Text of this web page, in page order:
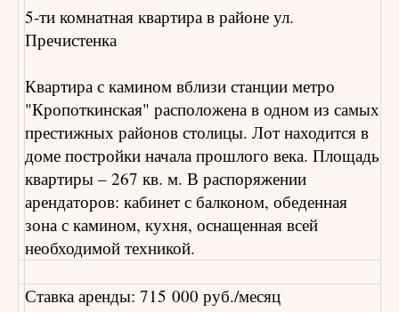
5-ти комнатная квартира в районе ул.
Пречистенка
Квартира с камином вблизи станции метро
"Кропоткинская" расположена в одном из самых
престижных районов столицы. Лот находится в
доме постройки начала прошлого века. Площадь
квартиры – 267 кв. м. В распоряжении
арендаторов: кабинет с балконом, обеденная
зона с камином, кухня, оснащенная всей
необходимой техникой.
Ставка аренды: 715 000 руб./месяц